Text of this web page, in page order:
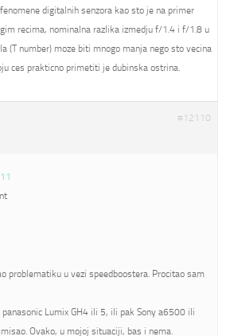
digitalnih senzora kao sto je na primer
recima, nominalna razlika izmedju f/1.4 i f/1.8 u
(T number) moze biti mnogo manja nego sto vecina
ces prakticno primetiti je dubinska ostrina.
#12110
problematiku u vezi speedboostera. Procitao sam
Lumix GH4 ili 5, ili pak Sony a6500 ili
Ovako, u mojoj situaciji, bas i nema.